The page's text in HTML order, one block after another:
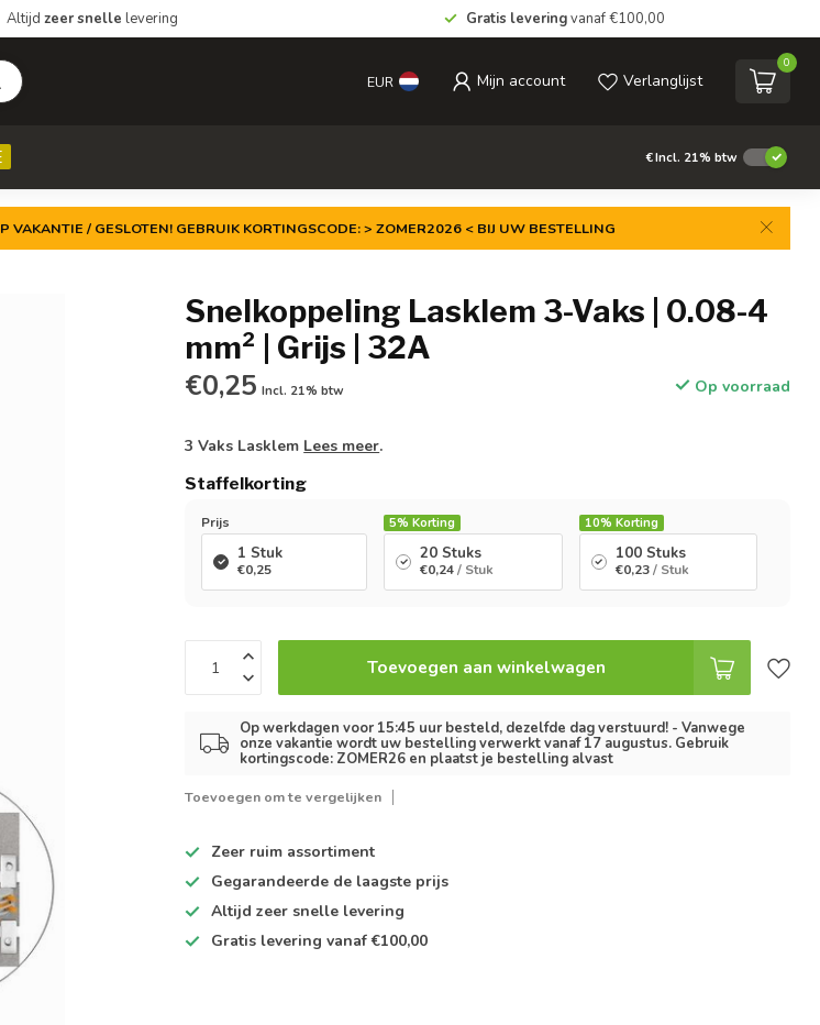
Altijd zeer snelle levering Gratis leveringvanaf €100,00
EUR Mijn account Verlanglijst
0
€Incl. 21% btw
/ GESLOTEN! GEBRUIK KORTINGSCODE: > ZOMER2026 < BIJ UW BESTELLING
Snelkoppeling Lasklem 3-Vaks | 0.08-4
mm² | Grijs | 32A
€0,25 Incl. 21% btw Op voorraad
3 Vaks Lasklem Lees meer.
Staffelkorting
Prijs
1 Stuk
€0,25
5% Korting
20 Stuks
€0,24 / Stuk
10% Korting
100 Stuks
€0,23 / Stuk
Toevoegen aan winkelwagen
Op werkdagen voor 15:45 uur besteld, dezelfde dag verstuurd! - Vanwege
onze vakantie wordt uw bestelling verwerkt vanaf 17 augustus. Gebruik
kortingscode: ZOMER26 en plaatst je bestelling alvast
Toevoegen om te vergelijken
Zeer ruim assortiment
Gegarandeerde de laagste prijs
Altijdzeer snelle levering
Gratis levering vanaf €100,00